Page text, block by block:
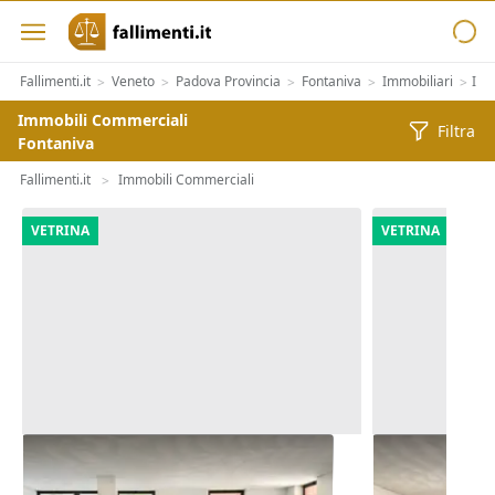
Fallimenti.it > Veneto > Padova Provincia > Fontaniva > Immobiliari >
Immobili Commerciali
Fontaniva
Filtra
Fallimenti.it > Immobili Commerciali
VETRINA
Asta Negozio (sub 207) in edificio
polifunzionale
VETRINA
Asta